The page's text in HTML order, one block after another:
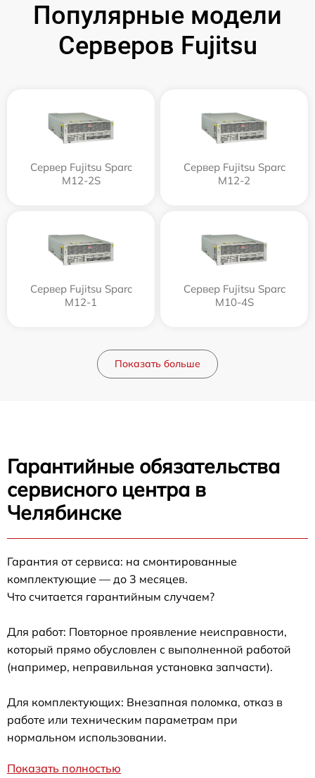
Популярные модели
Серверов Fujitsu
Сервер Fujitsu Sparc
M12-2S
Сервер Fujitsu Sparc
M12-2
Сервер Fujitsu Sparc
M12-1
Сервер Fujitsu Sparc
M10-4S
Показать больше
Гарантийные обязательства
сервисного центра в
Челябинске
Гарантия от сервиса: на смонтированные
комплектующие — до 3 месяцев.
Что считается гарантийным случаем?
Для работ: Повторное проявление неисправности,
который прямо обусловлен с выполненной работой
(например, неправильная установка запчасти).
Для комплектующих: Внезапная поломка, отказ в
работе или техническим параметрам при
нормальном использовании.
Показать полностью